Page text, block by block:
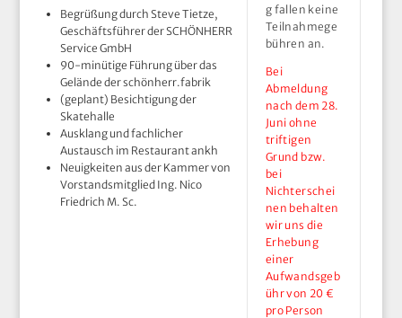
Begrüßung durch Steve Tietze,
Geschäftsführer der SCHÖNHERR
Service GmbH
90-minütige Führung über das
Gelände der schönherr.fabrik
(geplant) Besichtigung der
Skatehalle
Ausklang und fachlicher
Austausch im Restaurant ankh
Neuigkeiten aus der Kammer von
Vorstandsmitglied Ing. Nico
Friedrich M. Sc.
g fallen keine
Teilnahmege
bühren an.
Bei
Abmeldung
nach dem 28.
Juni ohne
triftigen
Grund bzw.
bei
Nichterschei
nen behalten
wir uns die
Erhebung
einer
Aufwandsgeb
ühr von 20 €
pro Person